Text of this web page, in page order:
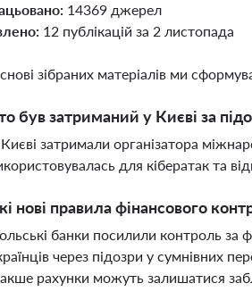
14369 джерел
12 публікацій за 2 листопада
зібраних матеріалів ми
був затриманий у Києві за
затримали організатора
для кібератак та
нові правила фінансового
банки посилили контроль за
через підозри у сумнівних
рахунки можуть залишатися